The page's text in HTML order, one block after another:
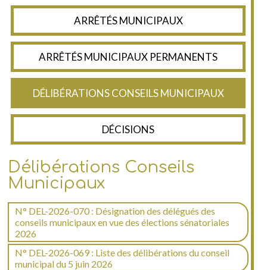
ARRÊTÉS MUNICIPAUX
ARRÊTÉS MUNICIPAUX PERMANENTS
DÉLIBÉRATIONS CONSEILS MUNICIPAUX
DÉCISIONS
Délibérations Conseils
Municipaux
N° DEL-2026-070 : Désignation des délégués des
conseils municipaux en vue des élections sénatoriales
2026
N° DEL-2026-069 : Liste des délibérations du conseil
municipal du 5 juin 2026